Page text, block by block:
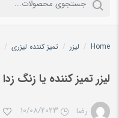
Home
/ لیزر / تمیز کننده لیزری /
لیزر تمیز کننده یا زنگ زدا
رضا 10/08/2023